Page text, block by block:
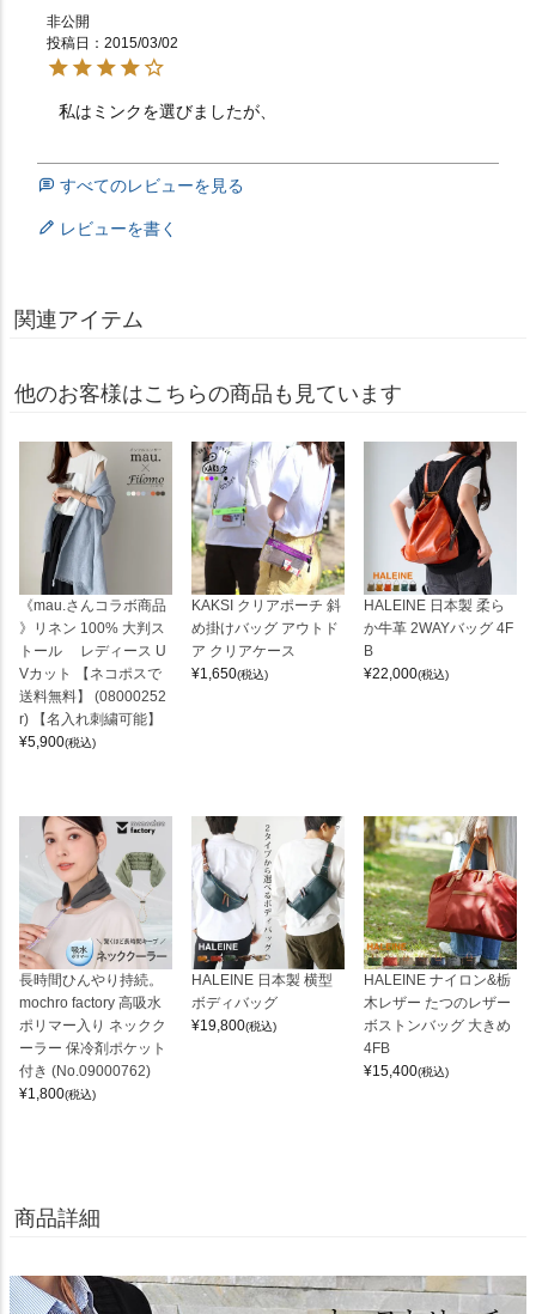
非公開
投稿日
2015/03/02
私はミンクを選びましたが、
すべてのレビューを見る
レビューを書く
関連アイテム
他のお客様はこちらの商品も見ています
《mau.さんコラボ商品
》リネン 100% 大判ス
トール レディース U
Vカット 【ネコポスで
送料無料】 (08000252
r) 【名入れ刺繍可能】
¥5,900(税込)
KAKSI クリアポーチ 斜
め掛けバッグ アウトド
ア クリアケース
¥1,650(税込)
HALEINE 日本製 柔ら
か牛革 2WAYバッグ 4F
B
¥22,000(税込)
長時間ひんやり持続。
mochro factory 高吸水
ポリマー入り ネックク
ーラー 保冷剤ポケット
付き (No.09000762)
¥1,800(税込)
HALEINE 日本製 横型
ボディバッグ
¥19,800(税込)
HALEINE ナイロン&栃
木レザー たつのレザー
ボストンバッグ 大きめ
4FB
¥15,400(税込)
商品詳細